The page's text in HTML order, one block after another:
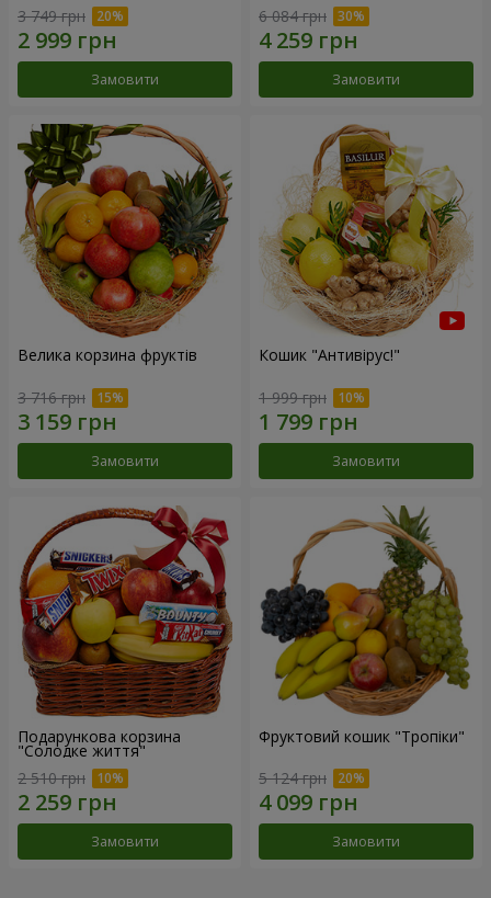
3 749 грн
Замовити
6 084 грн
Замовити
Велика корзина фруктів
3 716 грн
Замовити
Кошик "Антивірус!"
1 999 грн
Замовити
Подарункова корзина
"Солодке життя"
2 510 грн
Замовити
Фруктовий кошик "Тропіки"
5 124 грн
Замовити